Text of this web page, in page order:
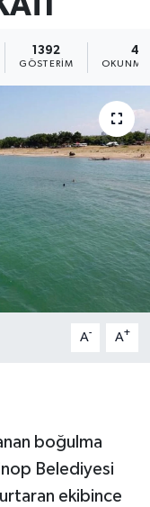
1392
GÖSTERIM
4
OKUNMA
A- A+
boğulma
Belediyesi
ekibince